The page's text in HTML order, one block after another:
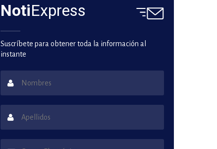
NotiExpress
Suscríbete para obtener toda la información al
instante